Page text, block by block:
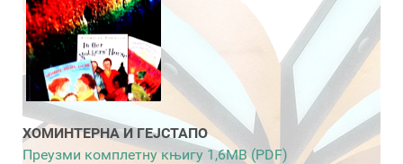
ХОМИНТЕРНА И ГЕЈСТАПО
Преузми комплетну књигу 1,6MB (PDF)